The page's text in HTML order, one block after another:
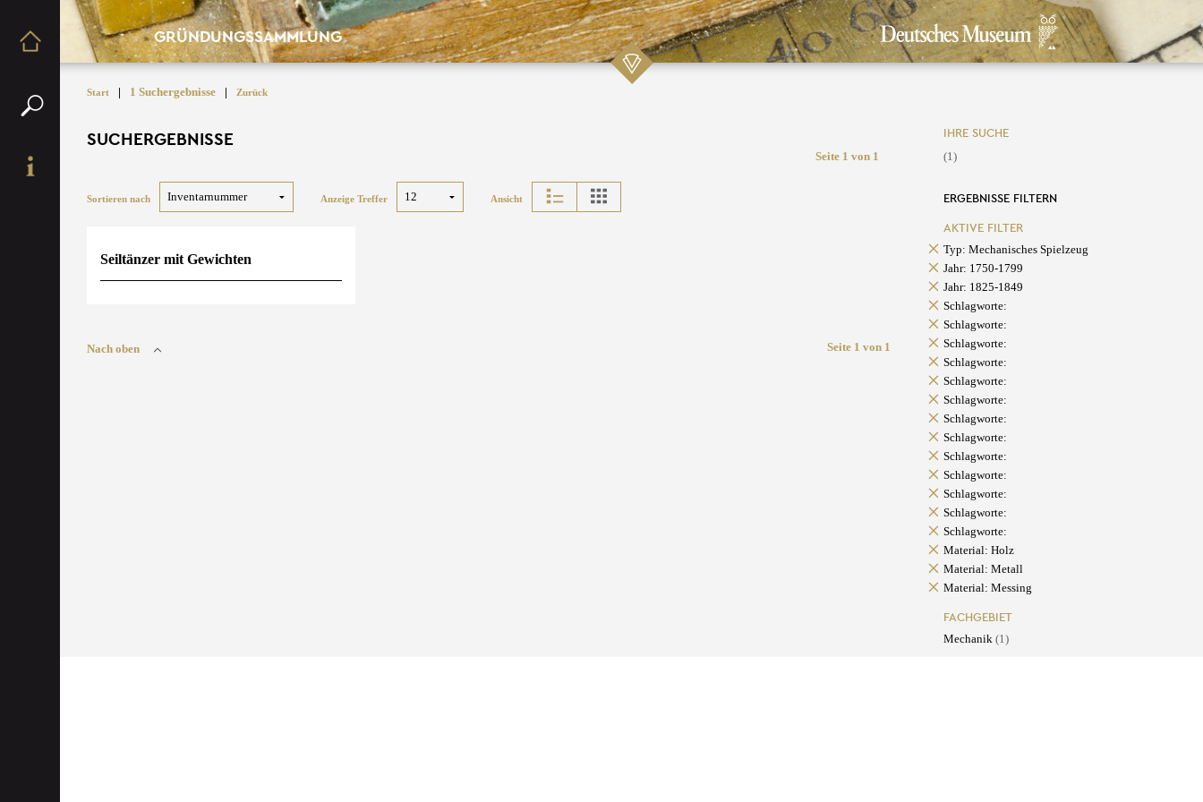
GRÜNDUNGSSAMMLUNG
Start | 1 Suchergebnisse | Zurück
SUCHERGEBNISSE
Seite 1 von 1
Sortieren nach Anzeige Treffer Ansicht
Seiltänzer mit Gewichten
Nach oben Seite 1 von 1
IHRE SUCHE
(1)
ERGEBNISSE FILTERN
AKTIVE FILTER
Typ: Mechanisches Spielzeug
Jahr: 1750-1799
Jahr: 1825-1849
Schlagworte:
Schlagworte:
Schlagworte:
Schlagworte:
Schlagworte:
Schlagworte:
Schlagworte:
Schlagworte:
Schlagworte:
Schlagworte:
Schlagworte:
Schlagworte:
Schlagworte:
Material: Holz
Material: Metall
Material: Messing
FACHGEBIET
Mechanik (1)